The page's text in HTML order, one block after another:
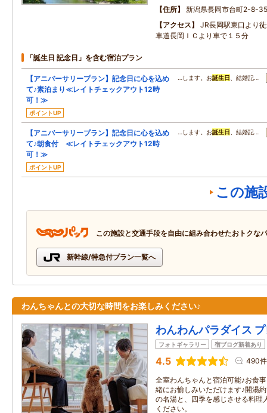
住所
新潟県長岡市台町2-8-35
アクセス
JR長岡駅東口より
車道長岡ＩＣより車で１５分
「誕生日 記念日」を含む宿泊プラン
【アニバーサリープラン】記念日に心を込め
て♪素泊まり≪レイトチェックアウト12時
可！≫
ポイントUP
…します。お誕生日 、結婚記…
【アニバーサリープラン】記念日に心を込め
て♪朝食付 ≪レイトチェックアウト12時
可！≫
ポイントUP
…します。お誕生日 、結婚記…
この施
この施設と交通手段を自由に組み合わせたおトクな
新幹線/特急付プラン一覧へ
わんちゃんとの大切な時間をお楽しみください♪
わんわんパラダイス
フォトギャラリー 宿ブログ新着あり
4.5 490件
全室わんちゃんと宿泊可能♪お食
緒にお愉しみいただけます♪開湯
の名湯と、四季を感じさせる料理
ください。